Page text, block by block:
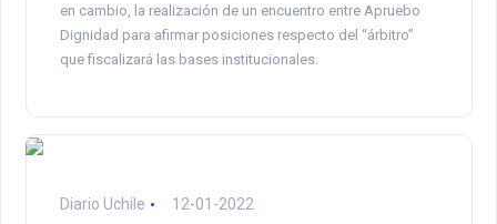
en cambio, la realización de un encuentro entre Apruebo
Dignidad para afirmar posiciones respecto del “árbitro”
que fiscalizará las bases institucionales.
Diario Uchile 12-01-2022